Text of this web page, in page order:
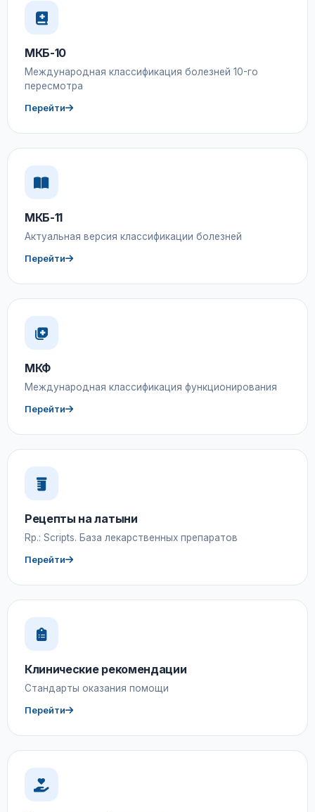
МКБ-10
Международная классификация болезней 10-го
пересмотра
Перейти
МКБ-11
Актуальная версия классификации болезней
Перейти
МКФ
Международная классификация функционирования
Перейти
Рецепты на латыни
Rp.: Scripts. База лекарственных препаратов
Перейти
Клинические рекомендации
Стандарты оказания помощи
Перейти